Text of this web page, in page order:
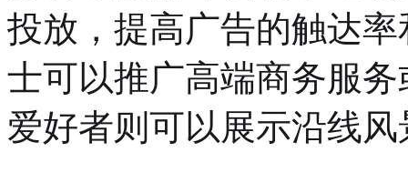
投放，提高广告的触达
士可以推广高端商务服
爱好者则可以展示沿线